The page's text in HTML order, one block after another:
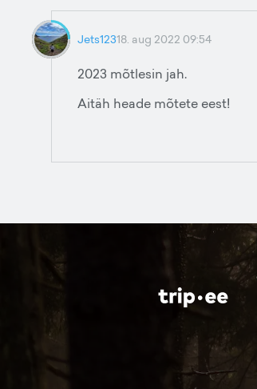
Jets12318. aug 2022 09:54
2023 mõtlesin jah.
Aitäh heade mõtete eest!